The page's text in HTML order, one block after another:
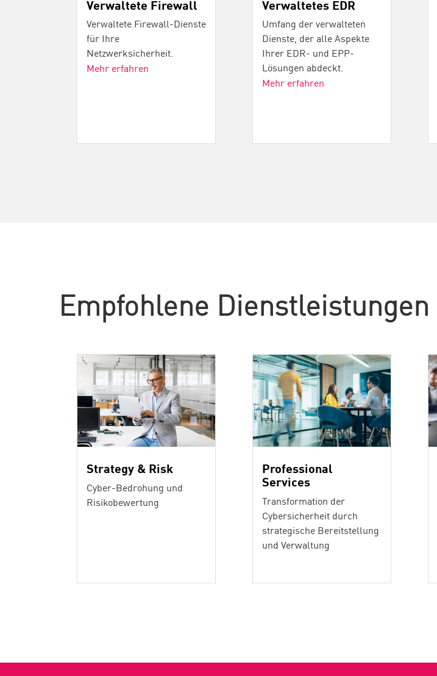
Verwaltete Firewall
Verwaltete Firewall-Dienste
für Ihre
Netzwerksicherheit.
Mehr erfahren
Verwaltetes EDR
Umfang der verwalteten
Dienste, der alle Aspekte
Ihrer EDR- und EPP-
Lösungen abdeckt.
Mehr erfahren
Empfohlene Dienstleistungen
Strategy & Risk
Cyber-Bedrohung und
Risikobewertung
Professional
Services
Transformation der
Cybersicherheit durch
strategische Bereitstellung
und Verwaltung